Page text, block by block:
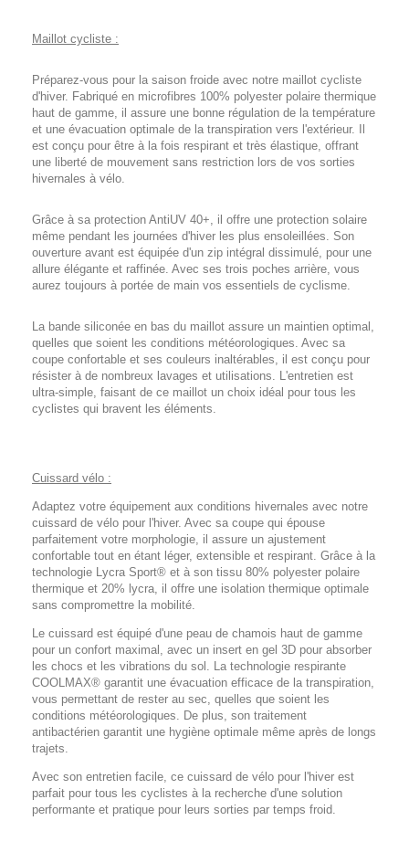
Maillot cycliste :
Préparez-vous pour la saison froide avec notre maillot cycliste
d'hiver. Fabriqué en microfibres 100% polyester polaire thermique
haut de gamme, il assure une bonne régulation de la température
et une évacuation optimale de la transpiration vers l'extérieur. Il
est conçu pour être à la fois respirant et très élastique, offrant
une liberté de mouvement sans restriction lors de vos sorties
hivernales à vélo.
Grâce à sa protection AntiUV 40+, il offre une protection solaire
même pendant les journées d'hiver les plus ensoleillées. Son
ouverture avant est équipée d'un zip intégral dissimulé, pour une
allure élégante et raffinée. Avec ses trois poches arrière, vous
aurez toujours à portée de main vos essentiels de cyclisme.
La bande siliconée en bas du maillot assure un maintien optimal,
quelles que soient les conditions météorologiques. Avec sa
coupe confortable et ses couleurs inaltérables, il est conçu pour
résister à de nombreux lavages et utilisations. L'entretien est
ultra-simple, faisant de ce maillot un choix idéal pour tous les
cyclistes qui bravent les éléments.
Cuissard vélo :
Adaptez votre équipement aux conditions hivernales avec notre
cuissard de vélo pour l'hiver. Avec sa coupe qui épouse
parfaitement votre morphologie, il assure un ajustement
confortable tout en étant léger, extensible et respirant. Grâce à la
technologie Lycra Sport® et à son tissu 80% polyester polaire
thermique et 20% lycra, il offre une isolation thermique optimale
sans compromettre la mobilité.
Le cuissard est équipé d'une peau de chamois haut de gamme
pour un confort maximal, avec un insert en gel 3D pour absorber
les chocs et les vibrations du sol. La technologie respirante
COOLMAX® garantit une évacuation efficace de la transpiration,
vous permettant de rester au sec, quelles que soient les
conditions météorologiques. De plus, son traitement
antibactérien garantit une hygiène optimale même après de longs
trajets.
Avec son entretien facile, ce cuissard de vélo pour l'hiver est
parfait pour tous les cyclistes à la recherche d'une solution
performante et pratique pour leurs sorties par temps froid.